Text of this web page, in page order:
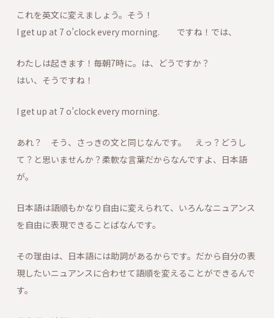
これを英文に変えましょう。そう！
I get up at 7 o’clock every morning. ですね！では、
わたしは起きます！毎朝7時に。は、どうですか？
はい、そうですね！
I get up at 7 o’clock every morning.
あれ？ そう、さっきの文と同じなんです。 えっ？どうし
て？と思いませんか？柔軟な言葉だからなんですよ、日本語
が。
日本語は語順もかなり自由に変えられて、いろんなニュアンス
を自由に表現できることばなんです。
その理由は、日本語には助詞があるからです。だから自分の表
現したいニュアンスに合わせて語順を変えることができるんで
す。